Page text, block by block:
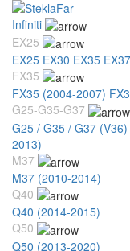
Infiniti
EX25
EX25 EX30 EX35
FX35
FX35 (2004-2007)
G25-G35-G37
G25 / G35 / G37
2013)
M37
M37 (2010-2014)
Q40
Q40 (2014-2015)
Q50
Q50 (2013-2020)